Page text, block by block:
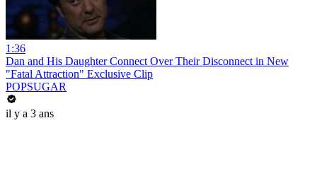
1:36
Dan and His Daughter Connect Over Their Disconnect in New
"Fatal Attraction" Exclusive Clip
POPSUGAR
il y a 3 ans